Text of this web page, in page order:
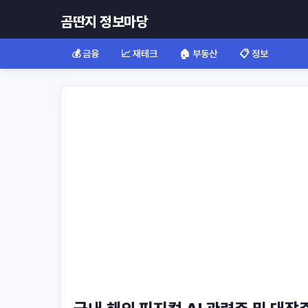
곰딴지 정보마당
💰 금융 📈 재테크 🏠 부동산 📋 정보